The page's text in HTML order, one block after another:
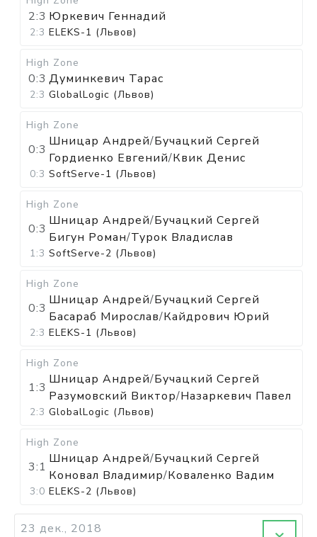
2:3 Юркевич Геннадий
2:3 ELEKS-1 (Львов)
High Zone
0:3 Думинкевич Тарас
2:3 GlobalLogic (Львов)
High Zone
0:3
Шницар Андрей/Бучацкий Сергей
Гордиенко Евгений/Квик Денис
0:3 SoftServe-1 (Львов)
High Zone
0:3
Шницар Андрей/Бучацкий Сергей
Бигун Роман/Турок Владислав
1:3 SoftServe-2 (Львов)
High Zone
0:3
Шницар Андрей/Бучацкий Сергей
Басараб Мирослав/Кайдрович Юрий
2:3 ELEKS-1 (Львов)
High Zone
1:3
Шницар Андрей/Бучацкий Сергей
Разумовский Виктор/Назаркевич Павел
2:3 GlobalLogic (Львов)
High Zone
3:1
Шницар Андрей/Бучацкий Сергей
Коновал Владимир/Коваленко Вадим
3:0 ELEKS-2 (Львов)
23 дек., 2018